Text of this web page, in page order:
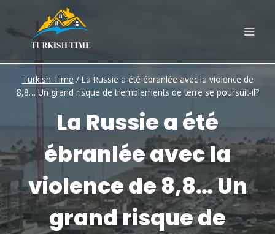
content
Turkish Time / La Russie a été ébranlée avec la violence de
8,8… Un grand risque de tremblements de terre se poursuit-il?
La Russie a été
ébranlée avec la
violence de 8,8… Un
grand risque de